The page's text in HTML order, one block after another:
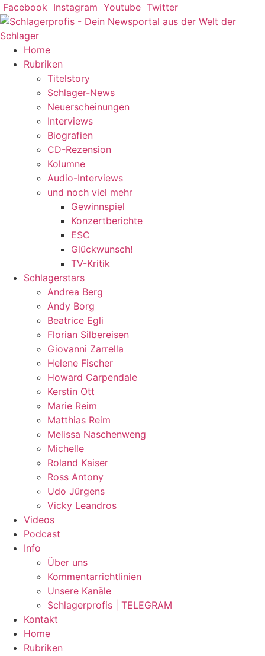
Zum
Inhalt
springen
Facebook Instagram Youtube Twitter
Home
Rubriken
Titelstory
Schlager-News
Neuerscheinungen
Interviews
Biografien
CD-Rezension
Kolumne
Audio-Interviews
und noch viel mehr
Gewinnspiel
Konzertberichte
ESC
Glückwunsch!
TV-Kritik
Schlagerstars
Andrea Berg
Andy Borg
Beatrice Egli
Florian Silbereisen
Giovanni Zarrella
Helene Fischer
Howard Carpendale
Kerstin Ott
Marie Reim
Matthias Reim
Melissa Naschenweng
Michelle
Roland Kaiser
Ross Antony
Udo Jürgens
Vicky Leandros
Videos
Podcast
Info
Über uns
Kommentarrichtlinien
Unsere Kanäle
Schlagerprofis | TELEGRAM
Kontakt
Home
Rubriken